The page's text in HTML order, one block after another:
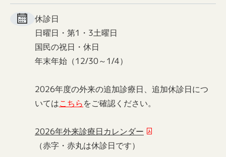
休診日
日曜日・第1・3土曜日
国民の祝日・休日
年末年始（12/30～1/4）
2026年度の外来の追加診療日、追加休診日につ
いてはこちらをご確認ください。
2026年外来診療日カレンダー
（赤字・赤丸は休診日です）